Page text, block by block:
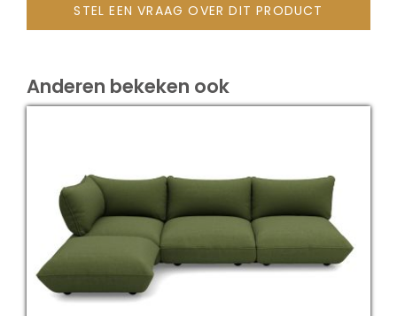
STEL EEN VRAAG OVER DIT PRODUCT
Anderen bekeken ook